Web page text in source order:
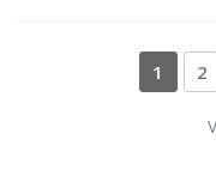
SidaYou're
1 2